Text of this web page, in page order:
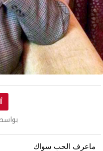
ماعرف الحب سواك